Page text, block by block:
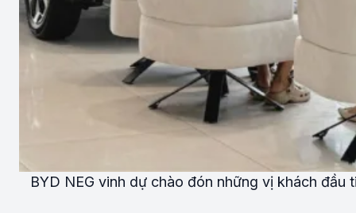
BYD NEG vinh dự chào đón những vị khách